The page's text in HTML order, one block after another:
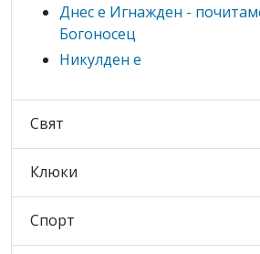
Днес е Игнажден -
Богоносец
Никулден е
Свят
Клюки
Спорт